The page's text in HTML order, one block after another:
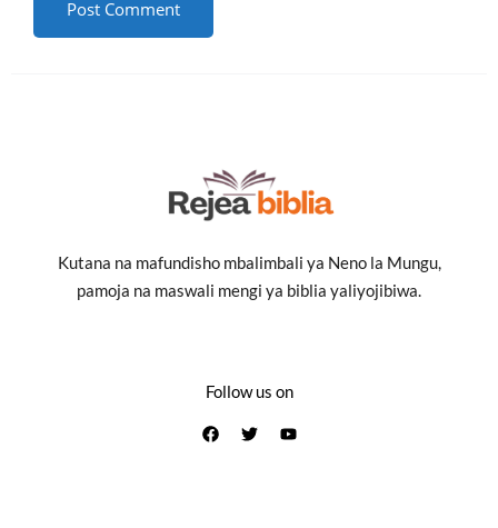
Kutana na mafundisho mbalimbali ya Neno la Mungu,
pamoja na maswali mengi ya biblia yaliyojibiwa.
Follow us on